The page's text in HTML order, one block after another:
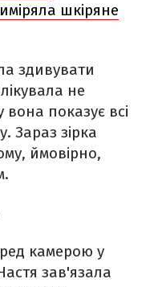
шкіряне
здивувати
не
вона показує всі
Зараз зірка
ймовірно,
камерою у
зав'язала